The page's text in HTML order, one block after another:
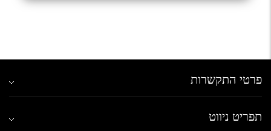
פרטי התקשרות
תפריט ניווט